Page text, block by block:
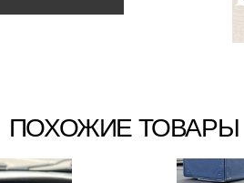
ПОХОЖИЕ ТОВАРЫ